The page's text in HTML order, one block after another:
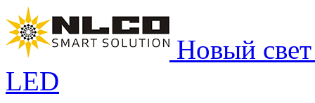
Новый
LED